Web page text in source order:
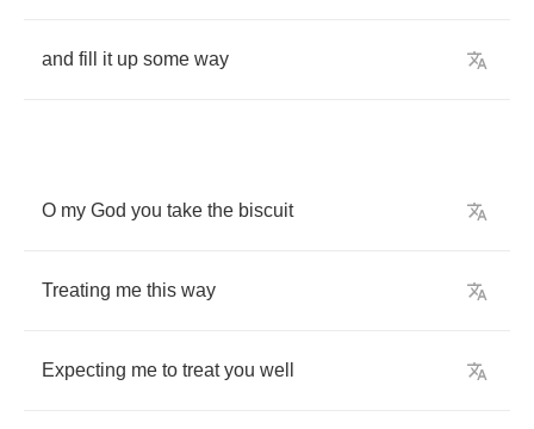
and fill it up some way
O my God you take the biscuit
Treating me this way
Expecting me to treat you well